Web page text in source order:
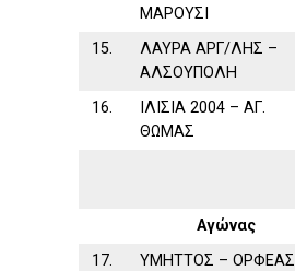
ΜΑΡΟΥΣΙ
15.
ΛΑΥΡΑ ΑΡΓ/ΛΗΣ –
ΑΛΣΟΥΠΟΛΗ
16.
ΙΛΙΣΙΑ 2004 – ΑΓ.
ΘΩΜΑΣ
Αγώνας
17.
ΥΜΗΤΤΟΣ – ΟΡΦΕΑΣ